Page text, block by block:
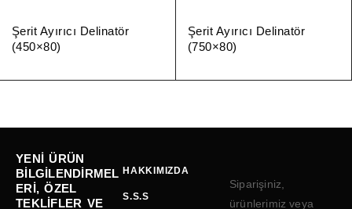
Şerit Ayırıcı Delinatör
(450×80)
Şerit Ayırıcı Delinatör
(750×80)
YENI ÜRÜN
BILGILENDIRMEL
ERI, ÖZEL
TEKLIFLER VE
HAKKIMIZDA
S.S.S
Siparişiniz,
ürünlerimiz veya